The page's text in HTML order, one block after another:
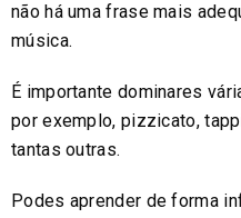
não há uma frase mais
música.
É importante dominares
por exemplo, pizzicato,
tantas outras.
Podes aprender de forma